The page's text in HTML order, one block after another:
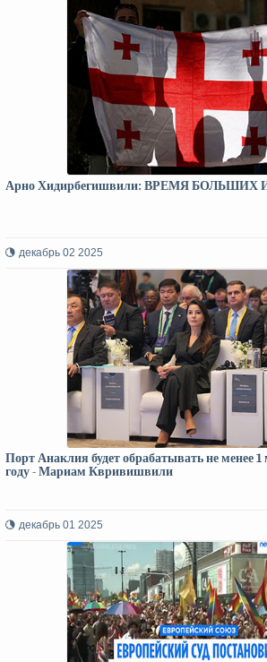
Арно Хидирбегишвили: ВРЕМЯ
декабрь 02 2025
Порт Анаклия будет обрабатывать не менее
году - Мариам Квривишвили
декабрь 01 2025